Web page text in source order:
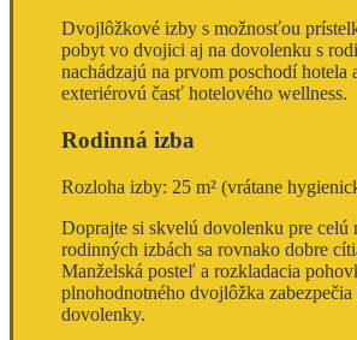
Dvojlôžkové izby s možnosťou
pobyt vo dvojici aj na dovolenku s
nachádzajú na prvom poschodí
exteriérovú časť hotelového wellness.
Rodinná izba
Rozloha izby: 25 m² (vrátane
Doprajte si skvelú dovolenku pre celú
rodinných izbách sa rovnako dobre
Manželská posteľ a rozkladacia
plnohodnotného dvojlôžka
dovolenky.